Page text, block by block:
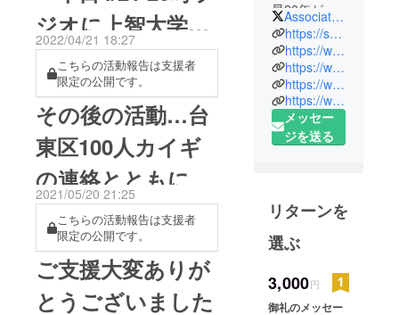
時の動画を皆様にお知らせ
しようと思いご報告です！
ユニーク・アイ「山谷の多
様性！まちづくりに多望な
まごころさん」自己紹介の
途中から始まっています。
多望ですみません、とメー
ルで書いていたところから
このタイトルが付きまし
た！とても現場をよくご存
知の専門家から山谷をあま
り知らない方まで幅広い層
ジオに上智大学の
学生が出演
2022/04/21 18:27
こちらの活動報告は支援者
限定の公開です。
その後の活動…台
東区100人カイギ
の連絡とともに
2021/05/20 21:25
こちらの活動報告は支援者
限定の公開です。
ご支援大変ありが
とうございました
早20年が経
ちました。
現在、一般
社団法人 結
ＹＵＩの代
表理事とし
て、東京の
貧困地域で
で多様性を
活かしたま
ちづくりの
行っていま
す。特に支
AssociatesYui
https://sanya-yui.net/
https://www.facebook.com/YUIAssociatesInc
https://www.facebook.com/SanyaCafe2018
https://www.facebook.com/SanyaCleanup
https://www.facebook.com/mago.yoshihira/
メッセー
ジを送る
リターンを
選ぶ
3,000円
御礼のメッセー